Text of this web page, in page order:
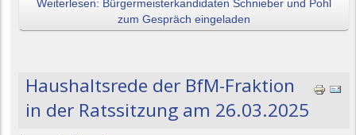
Weiterlesen: Bürgermeisterkandidaten Schnieber und Pohl
zum Gespräch eingeladen
Haushaltsrede der BfM-Fraktion
in der Ratssitzung am 26.03.2025